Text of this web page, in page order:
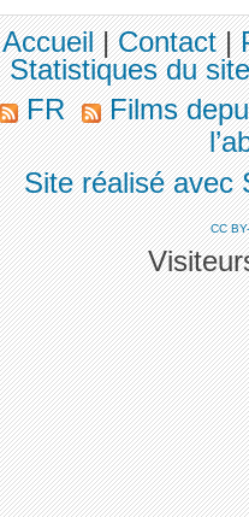
Accueil|Contact|
Statistiques du site
FR
Films
Site réalisé avec
CC